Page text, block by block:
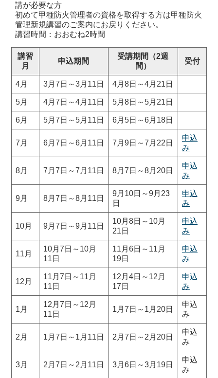
講が必要な方
初めて甲種防火管理者の資格を取得する方は甲種防火
管理新規講習のご案内にお戻りください。
講習時間：おおむね2時間
講習
月
申込期間
受講期間（2週
間）
受付
4月 3月7日～3月11日 4月8日～4月21日
5月 4月7日～4月11日 5月8日～5月21日
6月 5月7日～5月11日 6月5日～6月18日
7月 6月7日～6月11日 7月9日～7月22日
申込
み
8月 7月7日～7月11日 8月7日～8月20日
申込
み
9月 8月7日～8月11日
9月10日～9月23
日
申込
み
10月 9月7日～9月11日
10月8日～10月
21日
申込
み
11月
10月7日～10月
11日
11月6日～11月
19日
申込
み
12月
11月7日～11月
11日
12月4日～12月
17日
申込
み
1月
12月7日～12月
11日
1月7日～1月20日
申込
み
2月 1月7日～1月11日 2月7日～2月20日
申込
み
3月 2月7日～2月11日 3月6日～3月19日
申込
み